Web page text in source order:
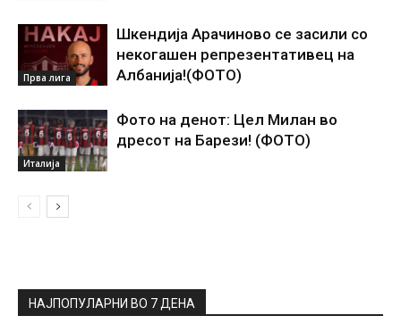
Прва лига
Шкендија Арачиново се засили со
некогашен репрезентативец на
Албанија!(ФОТО)
Италија
Фото на денот: Цел Милан во
дресот на Барези! (ФОТО)
НАЈПОПУЛАРНИ ВО 7 ДЕНА